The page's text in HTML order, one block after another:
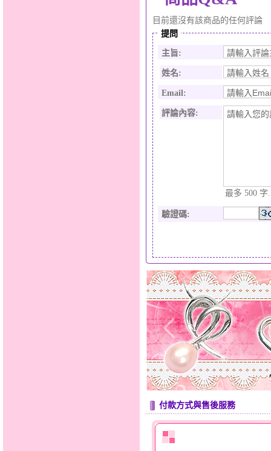
目前還沒有該商品的任何評論
提問
主旨:
姓名:
Email:
評論內容:
最多 500 字.
驗證碼:
付款方式與售後服務